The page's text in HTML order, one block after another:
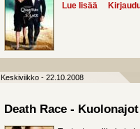
Lue lisää about
Keskiviikko - 22.10.2008
Death Race - Kuolonajot